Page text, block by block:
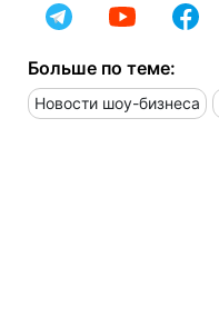
Больше по теме:
Новости шоу-бизнеса